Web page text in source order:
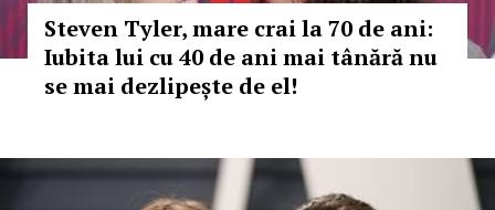
Steven Tyler, mare crai la 70 de ani:
Iubita lui cu 40 de ani mai tânără nu
se mai dezlipește de el!